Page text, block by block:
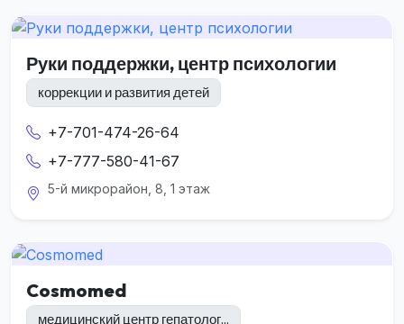
Руки поддержки, центр психологии
коррекции и развития детей
+7-701-474-26-64
+7-777-580-41-67
5-й микрорайон, 8, 1 этаж
Cosmomed
медицинский центр гепатолог...